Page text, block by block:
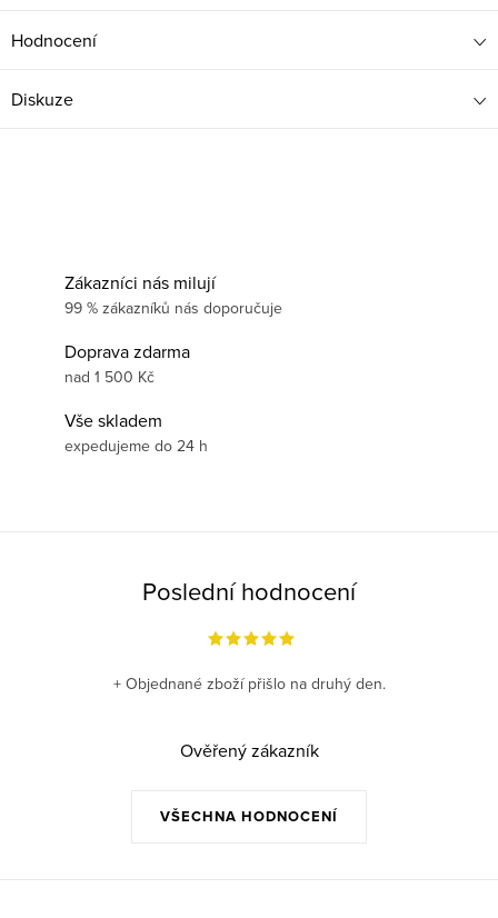
Hodnocení
Diskuze
Zákazníci nás milují
99 % zákazníků nás doporučuje
Doprava zdarma
nad 1 500 Kč
Vše skladem
expedujeme do 24 h
Poslední hodnocení
VŠECHNA HODNOCENÍ
+ Objednané zboží přišlo na druhý den.
Ověřený zákazník